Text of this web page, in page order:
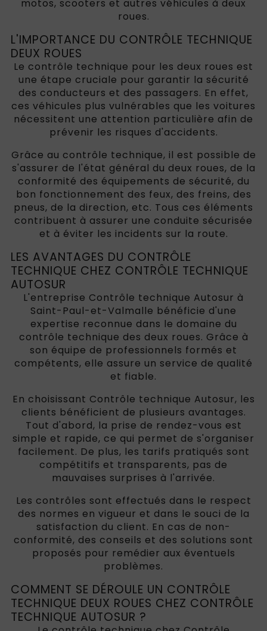
motos, scooters et autres véhicules à deux
roues.
L'IMPORTANCE DU CONTRÔLE TECHNIQUE
DEUX ROUES
Le contrôle technique pour les deux roues est
une étape cruciale pour garantir la sécurité
des conducteurs et des passagers. En effet,
ces véhicules plus vulnérables que les voitures
nécessitent une attention particulière afin de
prévenir les risques d'accidents.
Grâce au contrôle technique, il est possible de
s'assurer de l'état général du deux roues, de la
conformité des équipements de sécurité, du
bon fonctionnement des feux, des freins, des
pneus, de la direction, etc. Tous ces éléments
contribuent à assurer une conduite sécurisée
et à éviter les incidents sur la route.
LES AVANTAGES DU CONTRÔLE
TECHNIQUE CHEZ CONTRÔLE TECHNIQUE
AUTOSUR
L'entreprise Contrôle technique Autosur à
Saint-Paul-et-Valmalle bénéficie d'une
expertise reconnue dans le domaine du
contrôle technique des deux roues. Grâce à
son équipe de professionnels formés et
compétents, elle assure un service de qualité
et fiable.
En choisissant Contrôle technique Autosur, les
clients bénéficient de plusieurs avantages.
Tout d'abord, la prise de rendez-vous est
simple et rapide, ce qui permet de s'organiser
facilement. De plus, les tarifs pratiqués sont
compétitifs et transparents, pas de
mauvaises surprises à l'arrivée.
Les contrôles sont effectués dans le respect
des normes en vigueur et dans le souci de la
satisfaction du client. En cas de non-
conformité, des conseils et des solutions sont
proposés pour remédier aux éventuels
problèmes.
COMMENT SE DÉROULE UN CONTRÔLE
TECHNIQUE DEUX ROUES CHEZ CONTRÔLE
TECHNIQUE AUTOSUR ?